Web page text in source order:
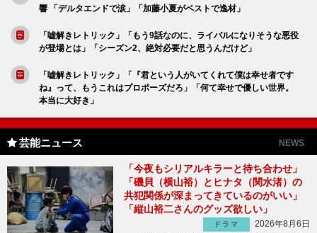
響 「デルタエンドで涙」「加藤小夏がベストで逸材」
「嘘解きレトリック」「もう9話なのに、ライバルになりそうな悪役
が登場とは」「シーズン2、絶対必要だと思うんだけど」
「嘘解きレトリック」「『君という人がいてくれて僕は幸せ者です
ね』って、もうこれはプロポーズだろ」「何て幸せで優しい世界。
本当に大好き」
芸能ニュース NEWS
「今夜もシリアルキラーと待ち合わせ」
「磯貝（横山裕）とヒナタ（関水渚）の
共犯関係が深まってきているのがいい」
「縦山裕二さんのグッズ欲しい」
ドラマ
2026年8月6日